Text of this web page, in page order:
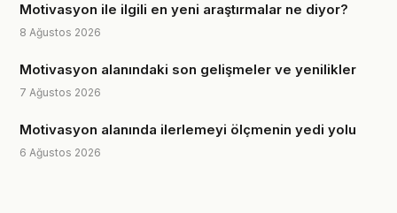
Motivasyon ile ilgili en yeni araştırmalar ne diyor?
8 Ağustos 2026
Motivasyon alanındaki son gelişmeler ve yenilikler
7 Ağustos 2026
Motivasyon alanında ilerlemeyi ölçmenin yedi yolu
6 Ağustos 2026